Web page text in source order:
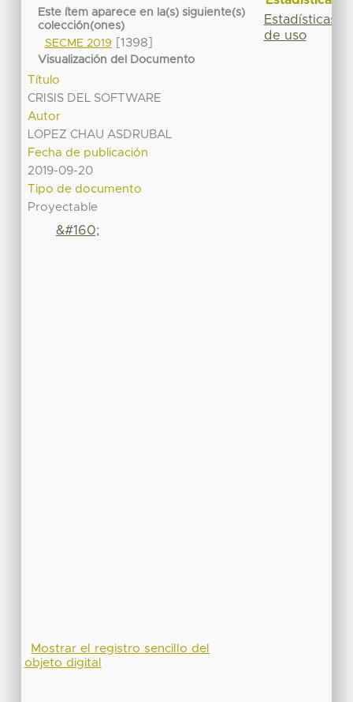
Este ítem aparece en la(s) siguiente(s)
colección(ones)
SECME 2019
[1398]
Visualización del Documento
Título
CRISIS DEL SOFTWARE
Autor
LOPEZ CHAU ASDRUBAL
Fecha de publicación
2019-09-20
Tipo de documento
Proyectable
&#160;
Mostrar el registro sencillo del
objeto digital
Estadísticas
de uso